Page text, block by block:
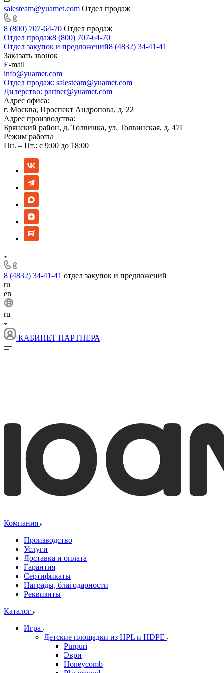
salesteam@yuamet.com Отдел продаж
8 (800) 707-64-70 Отдел продаж
Отдел продаж8 (800) 707-64-70
Отдел закупок и предложений8 (4832) 34-41-41
Заказать звонок
E-mail
info@yuamet.com
Отдел продаж: salesteam@yuamet.com
Дилерство: partner@yuamet.com
Адрес офиса:
г. Москва, Проспект Андропова, д. 22
Адрес производства:
Брянский район, д. Толвинка, ул. Толвинская, д. 47Г
Режим работы
Пн. – Пт.: с 9:00 до 18:00
8 (4832) 34-41-41 отдел закупок и предложений
ru
en
ru
КАБИНЕТ ПАРТНЕРА
Компания
Производство
Услуги
Доставка и оплата
Гарантия
Сертификаты
Награды, благодарности
Реквизиты
Каталог
Игра
Детские площадки из HPL и HDPE
Purpuri
Эври
Honeycomb